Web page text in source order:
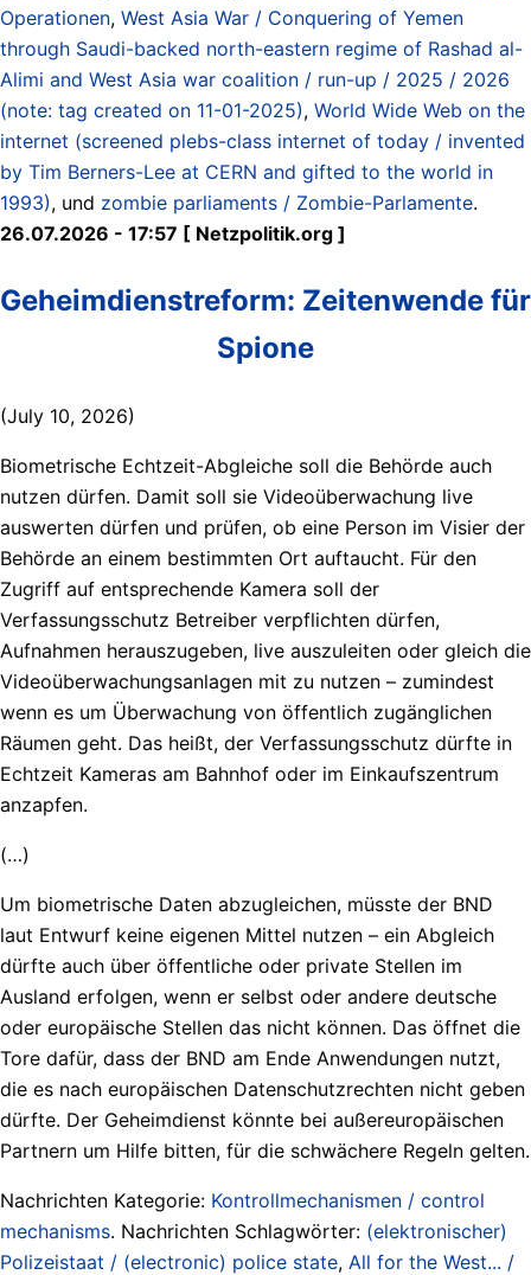
Operationen, West Asia War / Conquering of Yemen
through Saudi-backed north-eastern regime of Rashad al-
Alimi and West Asia war coalition / run-up / 2025 / 2026
(note: tag created on 11-01-2025), World Wide Web on the
internet (screened plebs-class internet of today / invented
by Tim Berners-Lee at CERN and gifted to the world in
1993), und zombie parliaments / Zombie-Parlamente.
26.07.2026 - 17:57 [ Netzpolitik.org ]
Geheimdienstreform: Zeitenwende für
Spione
(July 10, 2026)
Biometrische Echtzeit-Abgleiche soll die Behörde auch
nutzen dürfen. Damit soll sie Videoüberwachung live
auswerten dürfen und prüfen, ob eine Person im Visier der
Behörde an einem bestimmten Ort auftaucht. Für den
Zugriff auf entsprechende Kamera soll der
Verfassungsschutz Betreiber verpflichten dürfen,
Aufnahmen herauszugeben, live auszuleiten oder gleich die
Videoüberwachungsanlagen mit zu nutzen – zumindest
wenn es um Überwachung von öffentlich zugänglichen
Räumen geht. Das heißt, der Verfassungsschutz dürfte in
Echtzeit Kameras am Bahnhof oder im Einkaufszentrum
anzapfen.
(…)
Um biometrische Daten abzugleichen, müsste der BND
laut Entwurf keine eigenen Mittel nutzen – ein Abgleich
dürfte auch über öffentliche oder private Stellen im
Ausland erfolgen, wenn er selbst oder andere deutsche
oder europäische Stellen das nicht können. Das öffnet die
Tore dafür, dass der BND am Ende Anwendungen nutzt,
die es nach europäischen Datenschutzrechten nicht geben
dürfte. Der Geheimdienst könnte bei außereuropäischen
Partnern um Hilfe bitten, für die schwächere Regeln gelten.
Nachrichten Kategorie: Kontrollmechanismen / control
mechanisms. Nachrichten Schlagwörter: (elektronischer)
Polizeistaat / (electronic) police state, All for the West... /